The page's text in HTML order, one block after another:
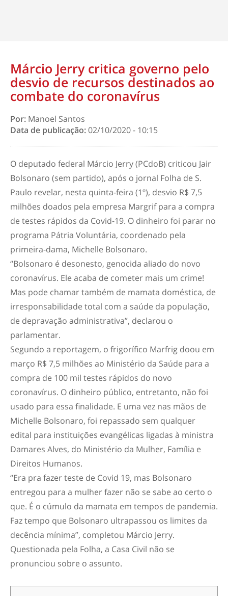
Márcio Jerry critica governo pelo
desvio de recursos destinados ao
combate do coronavírus
Por: Manoel Santos
Data de publicação:02/10/2020 - 10:15
O deputado federal Márcio Jerry (PCdoB) criticou Jair
Bolsonaro (sem partido), após o jornal Folha de S.
Paulo revelar, nesta quinta-feira (1º), desvio R$ 7,5
milhões doados pela empresa Margrif para a compra
de testes rápidos da Covid-19. O dinheiro foi parar no
programa Pátria Voluntária, coordenado pela
primeira-dama, Michelle Bolsonaro.
“Bolsonaro é desonesto, genocida aliado do novo
coronavírus. Ele acaba de cometer mais um crime!
Mas pode chamar também de mamata doméstica, de
irresponsabilidade total com a saúde da população,
de depravação administrativa”, declarou o
parlamentar.
Segundo a reportagem, o frigorífico Marfrig doou em
março R$ 7,5 milhões ao Ministério da Saúde para a
compra de 100 mil testes rápidos do novo
coronavírus. O dinheiro público, entretanto, não foi
usado para essa finalidade. E uma vez nas mãos de
Michelle Bolsonaro, foi repassado sem qualquer
edital para instituições evangélicas ligadas à ministra
Damares Alves, do Ministério da Mulher, Família e
Direitos Humanos.
“Era pra fazer teste de Covid 19, mas Bolsonaro
entregou para a mulher fazer não se sabe ao certo o
que. É o cúmulo da mamata em tempos de pandemia.
Faz tempo que Bolsonaro ultrapassou os limites da
decência mínima”, completou Márcio Jerry.
Questionada pela Folha, a Casa Civil não se
pronunciou sobre o assunto.